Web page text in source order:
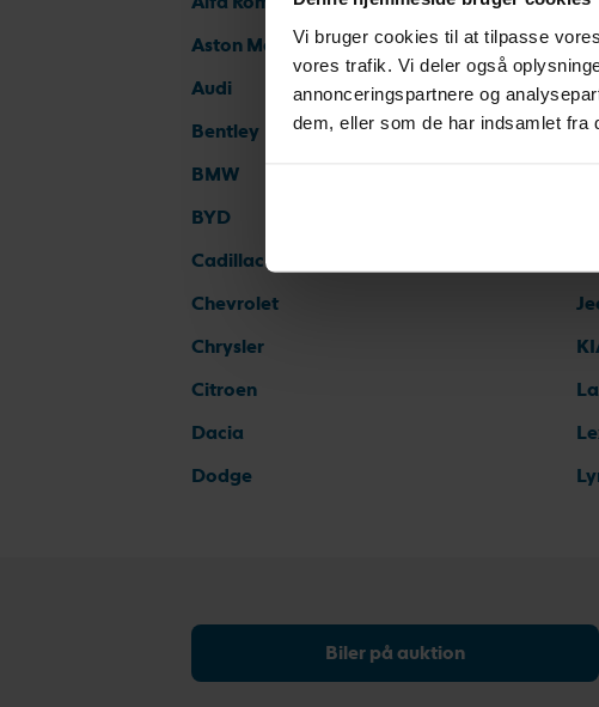
Vi bruger cookies til at tilpasse
vores trafik. Vi deler også
annonceringspartnere og
dem, eller som de har indsamlet fra
Aston Martin
Audi
Bentley
BMW
BYD
Cadillac
Chevrolet
Chrysler
Citroen
Dacia
Dodge
Biler på auktion